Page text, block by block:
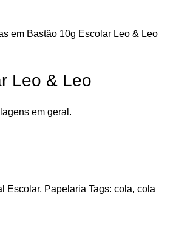
em Bastão 10g Escolar Leo & Leo
Leo & Leo
em geral.
Escolar, Papelaria Tags: cola, cola